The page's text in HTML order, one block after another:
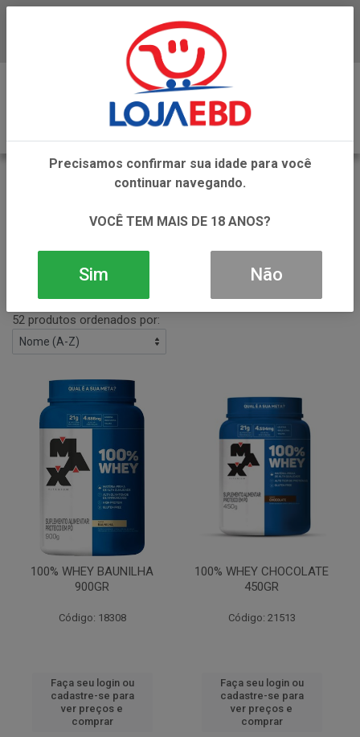
SUPLEMENTOS E COMPLEMENTOS
ALIMENTOS
52 produtos ordenados por:
100% WHEY BAUNILHA
900GR
Código: 18308
Faça seu login ou
cadastre-se para
ver preços e
comprar
100% WHEY CHOCOLATE
450GR
Código: 21513
Faça seu login ou
cadastre-se para
ver preços e
comprar
Precisamos confirmar sua idade para você
continuar navegando.
VOCÊ TEM MAIS DE 18 ANOS?
Sim Não